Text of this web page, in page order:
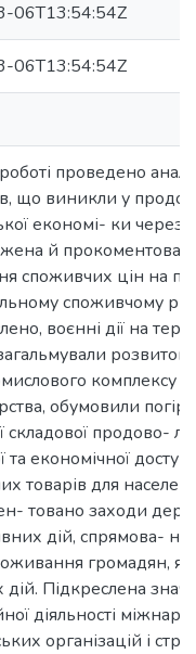
06T13:54:54Z
06T13:54:54Z
проведено
що виникли у
економі- ки через
й
споживчих цін на
споживчому
воєнні дії на
розвиток
комплексу
обумовили
складової продово-
та економічної
товарів для
товано заходи
дій, спрямова-
громадян,
Підкреслена
діяльності
організацій і